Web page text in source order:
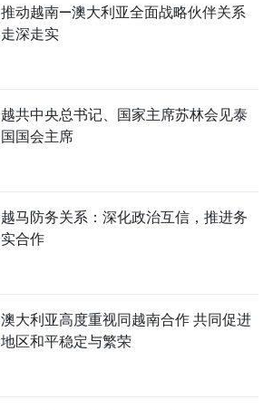
推动越南—澳大利亚全面战略伙伴关系
走深走实
越共中央总书记、国家主席苏林会见泰
国国会主席
越马防务关系：深化政治互信，推进务
实合作
澳大利亚高度重视同越南合作 共同促进
地区和平稳定与繁荣